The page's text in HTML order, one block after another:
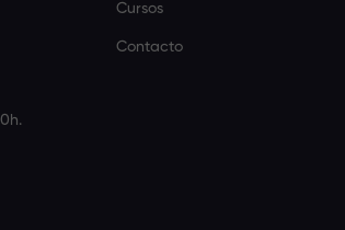
Cursos
Contacto